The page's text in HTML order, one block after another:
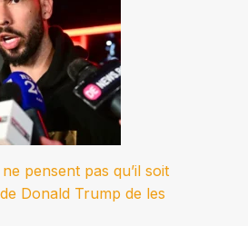
pensent pas qu’il soit
Donald Trump de les